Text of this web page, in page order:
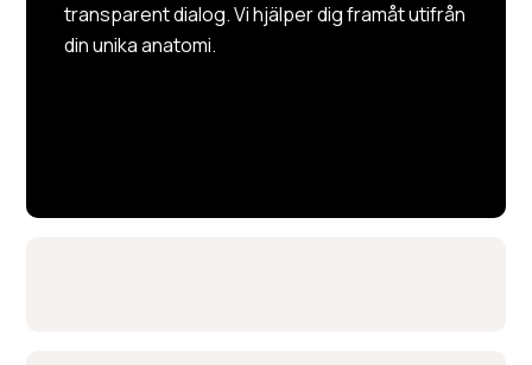
transparent dialog. Vi hjälper dig framåt utifrån
din unika anatomi.